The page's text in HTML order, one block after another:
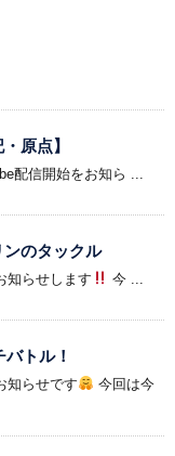
原点】
配信開始をお知ら ...
のタックル
知らせします 今 ...
トル！
知らせです
今回は今